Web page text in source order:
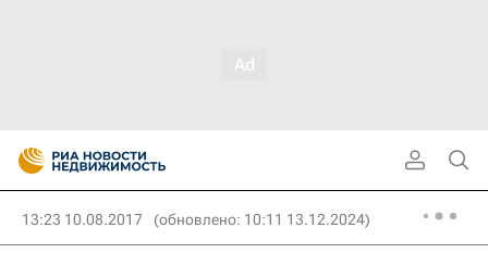
13:23 10.08.2017 (обновлено: 10:11 13.12.2024)